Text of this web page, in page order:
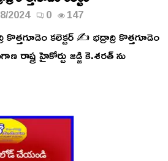
2024 0 147
కొత్తగూడెం కలెక్టర్ ✍️ భద్రాద్రి కొత్తగూడెం
రాష్ట్ర హైకోర్టు జడ్జి కె.శరత్ ను